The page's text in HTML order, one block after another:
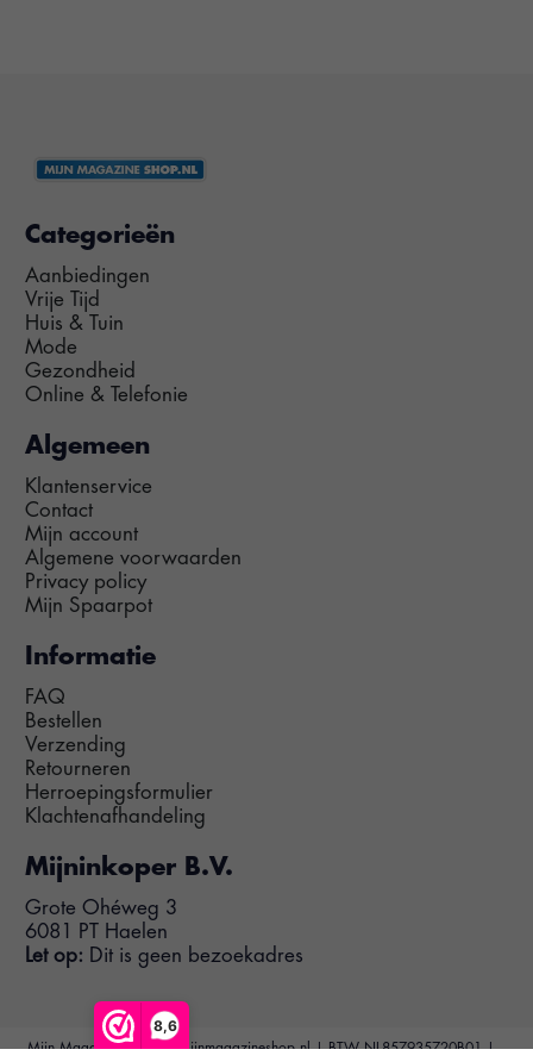
8,6
Categorieën
Aanbiedingen
Vrije Tijd
Huis & Tuin
Mode
Gezondheid
Online & Telefonie
Algemeen
Klantenservice
Contact
Mijn account
Algemene voorwaarden
Privacy policy
Mijn Spaarpot
Informatie
FAQ
Bestellen
Verzending
Retourneren
Herroepingsformulier
Klachtenafhandeling
Mijninkoper B.V.
Grote Ohéweg 3
6081 PT Haelen
Let op: Dit is geen bezoekadres
Mijn Magazine Shop | Mijnmagazineshop.nl | BTW NL857935720B01 |